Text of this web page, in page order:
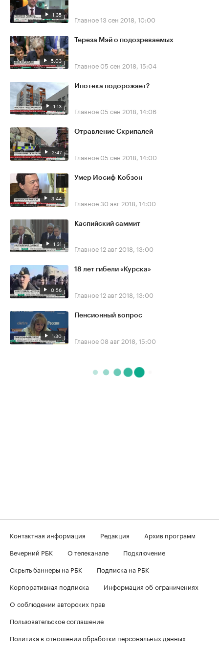
1:35 Главное13 сен 2018, 10:00
5:03
Тереза Мэй о подозреваемых
Главное 05 сен 2018, 15:04
1:13
Ипотека подорожает?
Главное 05 сен 2018, 14:06
2:47
Отравление Скрипалей
Главное 05 сен 2018, 14:00
3:44
Умер Иосиф Кобзон
Главное30 авг 2018, 14:00
1:31
Каспийский саммит
Главное12 авг 2018, 13:00
0:56
18 лет гибели «Курска»
Главное12 авг 2018, 13:00
1:30
Пенсионный вопрос
Главное 08 авг 2018, 15:00
Контактная информация Редакция
Архив программ
Вечерний РБК
О телеканале
Подключение
Скрыть баннеры на РБК
Подписка на РБК
Корпоративная подписка
Информация об ограничениях
О соблюдении авторских прав
Пользовательское соглашение
Политика в отношении обработки персональных данных